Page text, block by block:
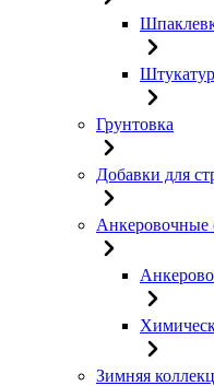
Грунтовка
Добавки для
Анкеровочные
Зимняя